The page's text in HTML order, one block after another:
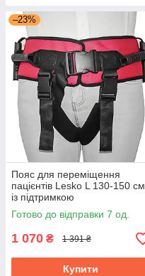
–23%
Пояс для переміщення
пацієнтів Lesko L 130-150 см
із підтримкою
Готово до відправки 7 од.
1 070 ₴ 1 391 ₴
Купити